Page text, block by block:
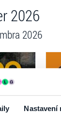
Nastavení
2026
2026